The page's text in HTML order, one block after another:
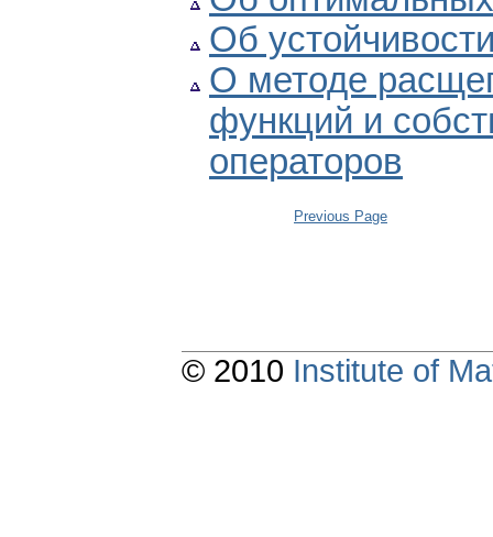
Об
О методе
функций и
операторов
Previous Page
© 2010 Institute of